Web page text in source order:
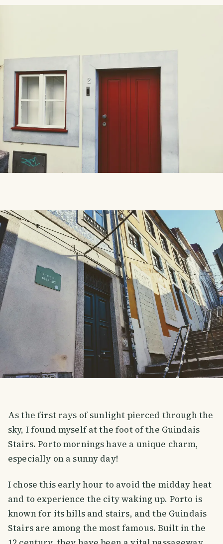
As the first rays of sunlight pierced through the
sky, I found myself at the foot of the Guindais
Stairs. Porto mornings have a unique charm,
especially on a sunny day!
I chose this early hour to avoid the midday heat
and to experience the city waking up. Porto is
known for its hills and stairs, and the Guindais
Stairs are among the most famous. Built in the